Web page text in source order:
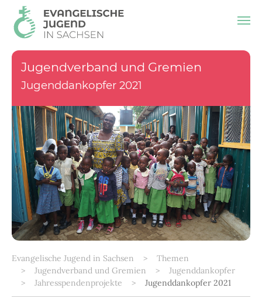
Zum Hauptinhalt springen
Jugendverband und Gremien
Jugenddankopfer 2021
Evangelische Jugend in Sachsen
Themen
Jugendverband und Gremien
Jugenddankopfer
Jahresspendenprojekte
Jugenddankopfer 2021